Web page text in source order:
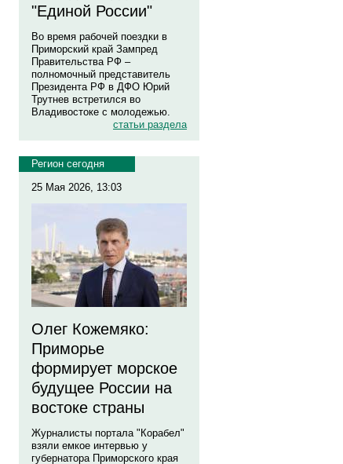
"Единой России"
Во время рабочей поездки в
Приморский край Зампред
Правительства РФ –
полномочный представитель
Президента РФ в ДФО Юрий
Трутнев встретился во
Владивостоке с молодежью.
статьи раздела
Регион сегодня
25 Мая 2026, 13:03
Олег Кожемяко:
Приморье
формирует морское
будущее России на
востоке страны
Журналисты портала "Корабел"
взяли емкое интервью у
губернатора Приморского края